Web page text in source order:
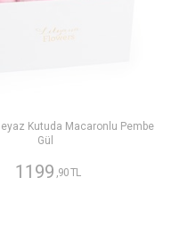
Kutuda Macaronlu Pembe
Gül
1199 ,90 TL